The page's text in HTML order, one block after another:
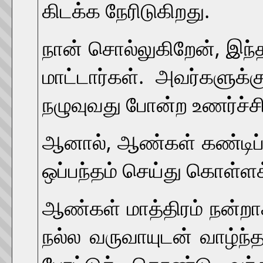
கிடக்க நேரிடுகிறது.
நான் சொல்லுகிறேன்,
மாட்டார்கள்.
நழுவுவது போன்ற
ஆனால், ஆண்கள்
ஒப்பந்தம் செய்து கொள்ளக்
ஆண்கள் மாத்திரம்
நல்ல வருவாயுடன்